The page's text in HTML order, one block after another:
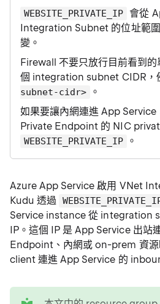
WEBSITE_PRIVATE_IP 會從
Integration Subnet 的位址範
變。
Firewall 不要只放行目前看到
個 integration subnet CIDR，
subnet-cidr>
。
如果要讓內網連進 App
Private Endpoint 的 NIC
WEBSITE_PRIVATE_IP 。
Azure App Service 啟用 VNet
Kudu 透過
Service instance 從 integration
IP。這個 IP 是 App Service 出站
Endpoint、內網或 on-prem 資源
client 連進 App Service 的